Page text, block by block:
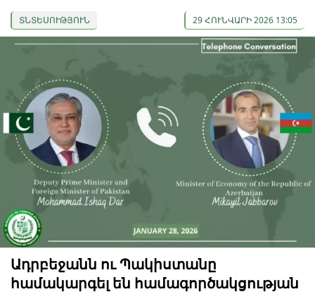
ՏՆՏԵՍՈՒԹՅՈՒՆ 29 ՀՈՒՆՎԱՐԻ 2026 13:05
Ադրբեջանն ու Պակիստանը
համակարգել են համագործակցության